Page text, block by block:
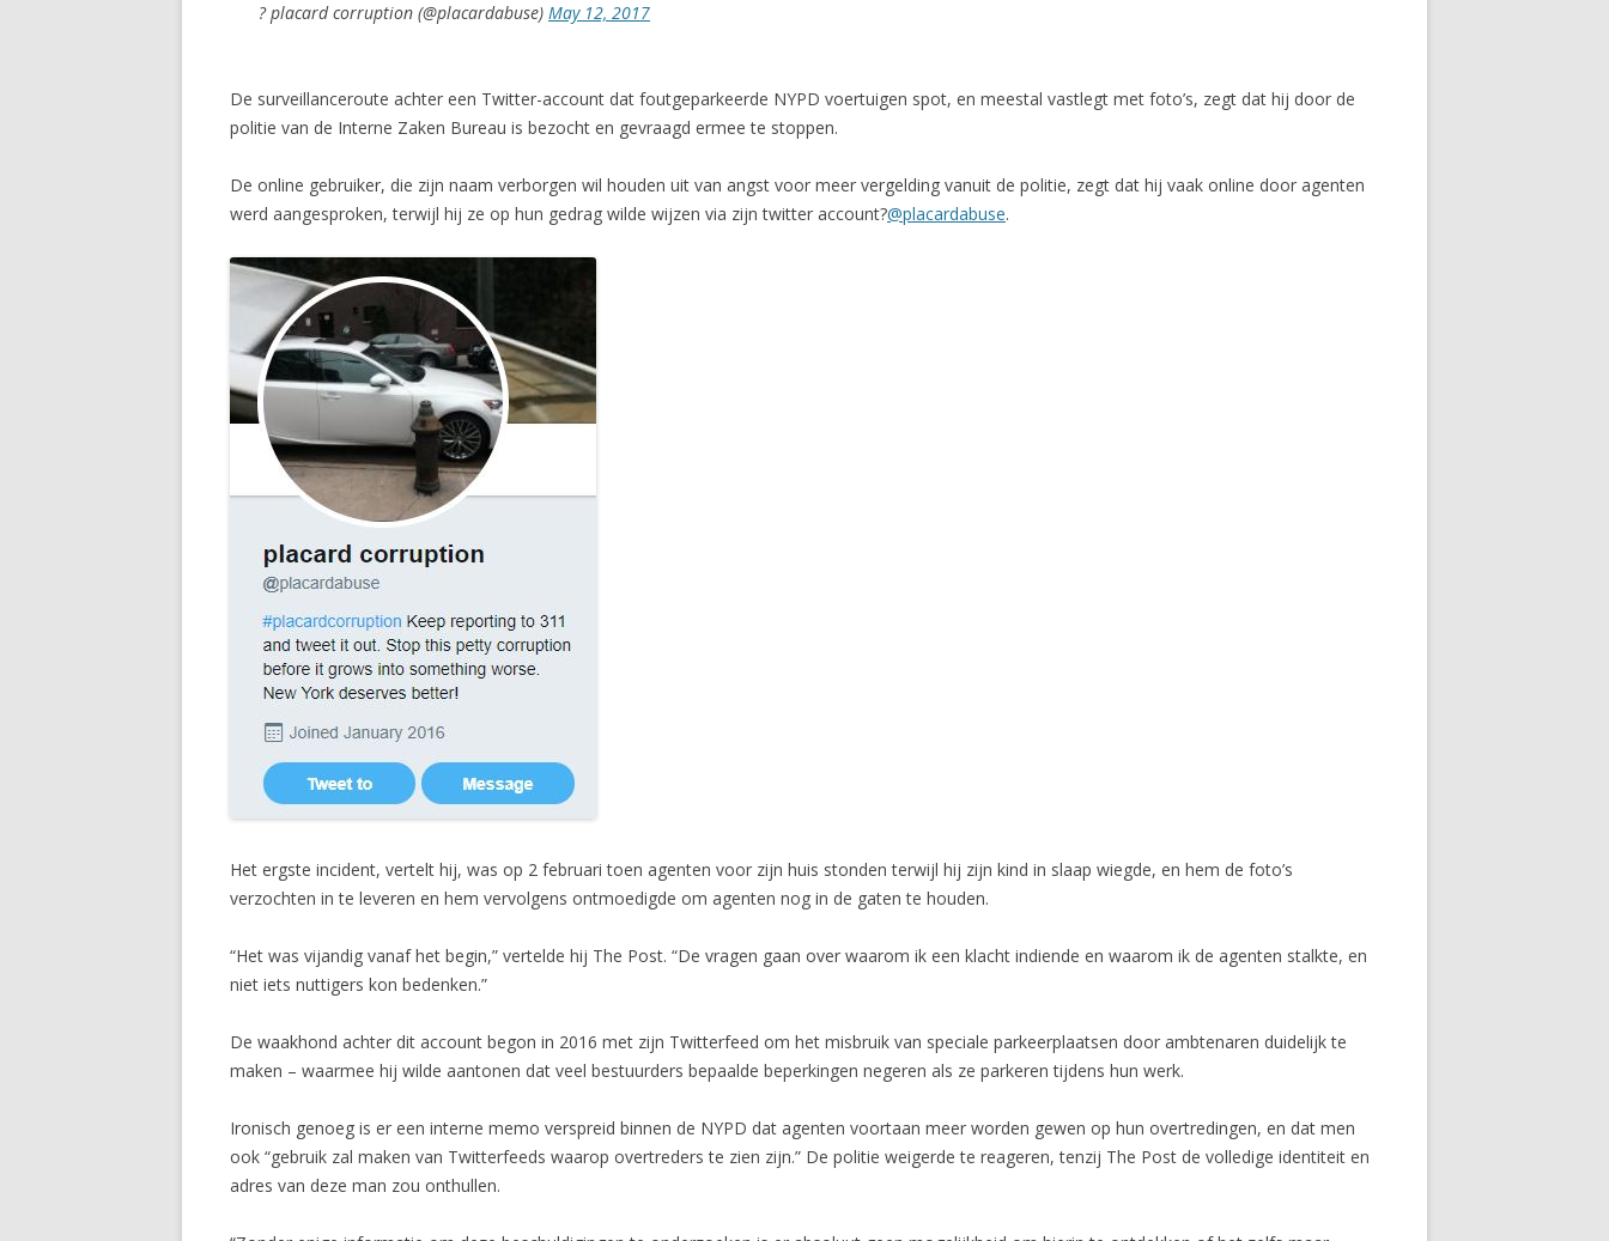
? placard corruption (@placardabuse) May 12, 2017
De surveillanceroute achter een Twitter-account dat foutgeparkeerde NYPD voertuigen spot, en meestal vastlegt met foto’s, zegt dat hij door de
politie van de Interne Zaken Bureau is bezocht en gevraagd ermee te stoppen.
De online gebruiker, die zijn naam verborgen wil houden uit van angst voor meer vergelding vanuit de politie, zegt dat hij vaak online door agenten
werd aangesproken, terwijl hij ze op hun gedrag wilde wijzen via zijn twitter account?@placardabuse.
Het ergste incident, vertelt hij, was op 2 februari toen agenten voor zijn huis stonden terwijl hij zijn kind in slaap wiegde, en hem de foto’s
verzochten in te leveren en hem vervolgens ontmoedigde om agenten nog in de gaten te houden.
“Het was vijandig vanaf het begin,” vertelde hij The Post. “De vragen gaan over waarom ik een klacht indiende en waarom ik de agenten stalkte, en
niet iets nuttigers kon bedenken.”
De waakhond achter dit account begon in 2016 met zijn Twitterfeed om het misbruik van speciale parkeerplaatsen door ambtenaren duidelijk te
maken – waarmee hij wilde aantonen dat veel bestuurders bepaalde beperkingen negeren als ze parkeren tijdens hun werk.
Ironisch genoeg is er een interne memo verspreid binnen de NYPD dat agenten voortaan meer worden gewen op hun overtredingen, en dat men
ook “gebruik zal maken van Twitterfeeds waarop overtreders te zien zijn.” De politie weigerde te reageren, tenzij The Post de volledige identiteit en
adres van deze man zou onthullen.